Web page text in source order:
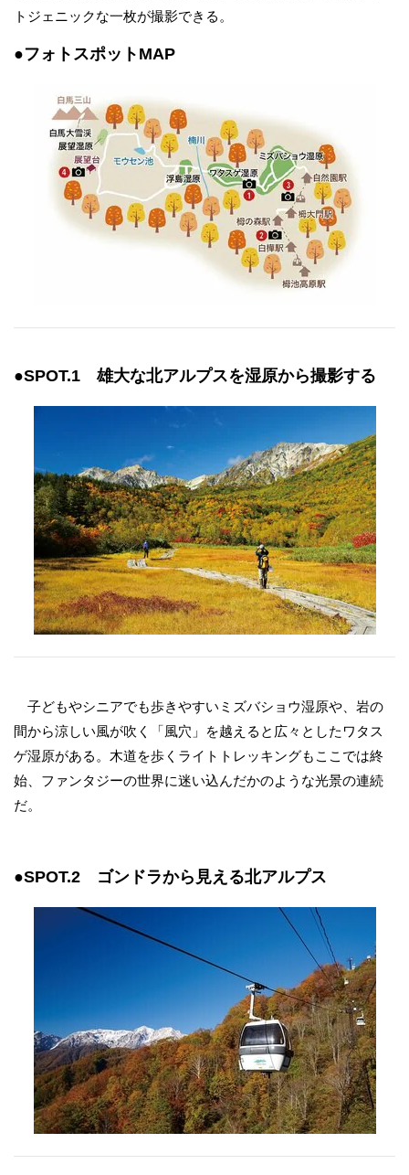
トジェニックな一枚が撮影できる。
●フォトスポットMAP
●SPOT.1 雄大な北アルプスを湿原から撮影する
子どもやシニアでも歩きやすいミズバショウ湿原や、岩の
間から涼しい風が吹く「風穴」を越えると広々としたワタス
ゲ湿原がある。木道を歩くライトトレッキングもここでは終
始、ファンタジーの世界に迷い込んだかのような光景の連続
だ。
●SPOT.2 ゴンドラから見える北アルプス